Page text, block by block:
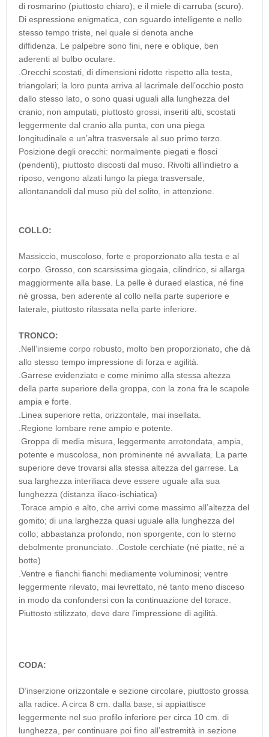
di rosmarino (piuttosto chiaro), e il miele di carruba (scuro).
Di espressione enigmatica, con sguardo intelligente e nello
stesso tempo triste, nel quale si denota anche
diffidenza. Le palpebre sono fini, nere e oblique, ben
aderenti al bulbo oculare.
.Orecchi scostati, di dimensioni ridotte rispetto alla testa,
triangolari; la loro punta arriva al lacrimale dell’occhio posto
dallo stesso lato, o sono quasi uguali alla lunghezza del
cranio; non amputati, piuttosto grossi, inseriti alti, scostati
leggermente dal cranio alla punta, con una piega
longitudinale e un’altra trasversale al suo primo terzo.
Posizione degli orecchi: normalmente piegati e flosci
(pendenti), piuttosto discosti dal muso. Rivolti all’indietro a
riposo, vengono alzati lungo la piega trasversale,
allontanandoli dal muso più del solito, in attenzione.
COLLO:
Massiccio, muscoloso, forte e proporzionato alla testa e al
corpo. Grosso, con scarsissima giogaia, cilindrico, si allarga
maggiormente alla base. La pelle è duraed elastica, né fine
né grossa, ben aderente al collo nella parte superiore e
laterale, piuttosto rilassata nella parte inferiore.
TRONCO:
.Nell’insieme corpo robusto, molto ben proporzionato, che dà
allo stesso tempo impressione di forza e agilità.
.Garrese evidenziato e come minimo alla stessa altezza
della parte superiore della groppa, con la zona fra le scapole
ampia e forte.
.Linea superiore retta, orizzontale, mai insellata.
.Regione lombare rene ampio e potente.
.Groppa di media misura, leggermente arrotondata, ampia,
potente e muscolosa, non prominente né avvallata. La parte
superiore deve trovarsi alla stessa altezza del garrese. La
sua larghezza interiliaca deve essere uguale alla sua
lunghezza (distanza iliaco-ischiatica)
.Torace ampio e alto, che arrivi come massimo all’altezza del
gomito; di una larghezza quasi uguale alla lunghezza del
collo; abbastanza profondo, non sporgente, con lo sterno
debolmente pronunciato. .Costole cerchiate (né piatte, né a
botte)
.Ventre e fianchi fianchi mediamente voluminosi; ventre
leggermente rilevato, mai levrettato, né tanto meno disceso
in modo da confondersi con la continuazione del torace.
Piuttosto stilizzato, deve dare l’impressione di agilità.
CODA:
D’inserzione orizzontale e sezione circolare, piuttosto grossa
alla radice. A circa 8 cm. dalla base, si appiattisce
leggermente nel suo profilo inferiore per circa 10 cm. di
lunghezza, per continuare poi fino all’estremità in sezione